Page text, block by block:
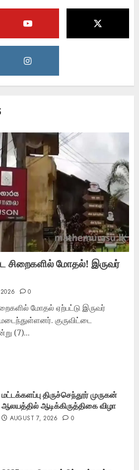
சிறைகளில் மோதல்! இருவர்
0
மோதல் ஏற்பட்டு இருவர்
குருவிட்டை
(7)...
மட்டக்களப்பு திருச்செந்தூர் முருகன்
ஆலயத்தில் ஆடிக்கிருத்திகை விழா
AUGUST 7, 2026 0